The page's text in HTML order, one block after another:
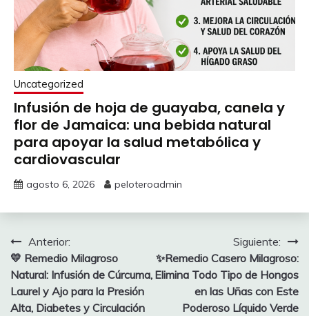
Uncategorized
Infusión de hoja de guayaba, canela y
flor de Jamaica: una bebida natural
para apoyar la salud metabólica y
cardiovascular
agosto 6, 2026 peloteroadmin
Navegación
de
entradas
Anterior:
💛 Remedio Milagroso
Natural: Infusión de Cúrcuma,
Laurel y Ajo para la Presión
Alta, Diabetes y Circulación
Siguiente:
✨Remedio Casero Milagroso:
Elimina Todo Tipo de Hongos
en las Uñas con Este
Poderoso Líquido Verde